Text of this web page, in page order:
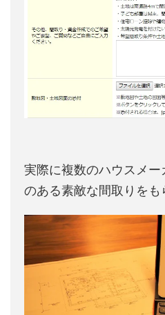
実際に複数のハウスメ
のある素敵な間取りをも